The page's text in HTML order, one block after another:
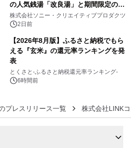
の人気銭湯「改良湯」と期間限定のコ
ラボレーション サウナイキタイコラ
ボグッズも発売決定！
株式会社ソニー・クリエイティブプロダクツ
2日前
【2026年8月版】ふるさと納税でもら
える『玄米』の還元率ランキングを発
表
とくさと-ふるさと納税還元率ランキング-
6時間前
プレスリリース一覧 株式会社LINK